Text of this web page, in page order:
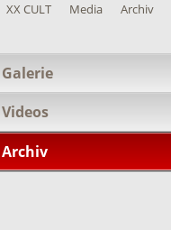
XX CULT Media Archiv
Navigation
überspringen
Galerie
Videos
Archiv